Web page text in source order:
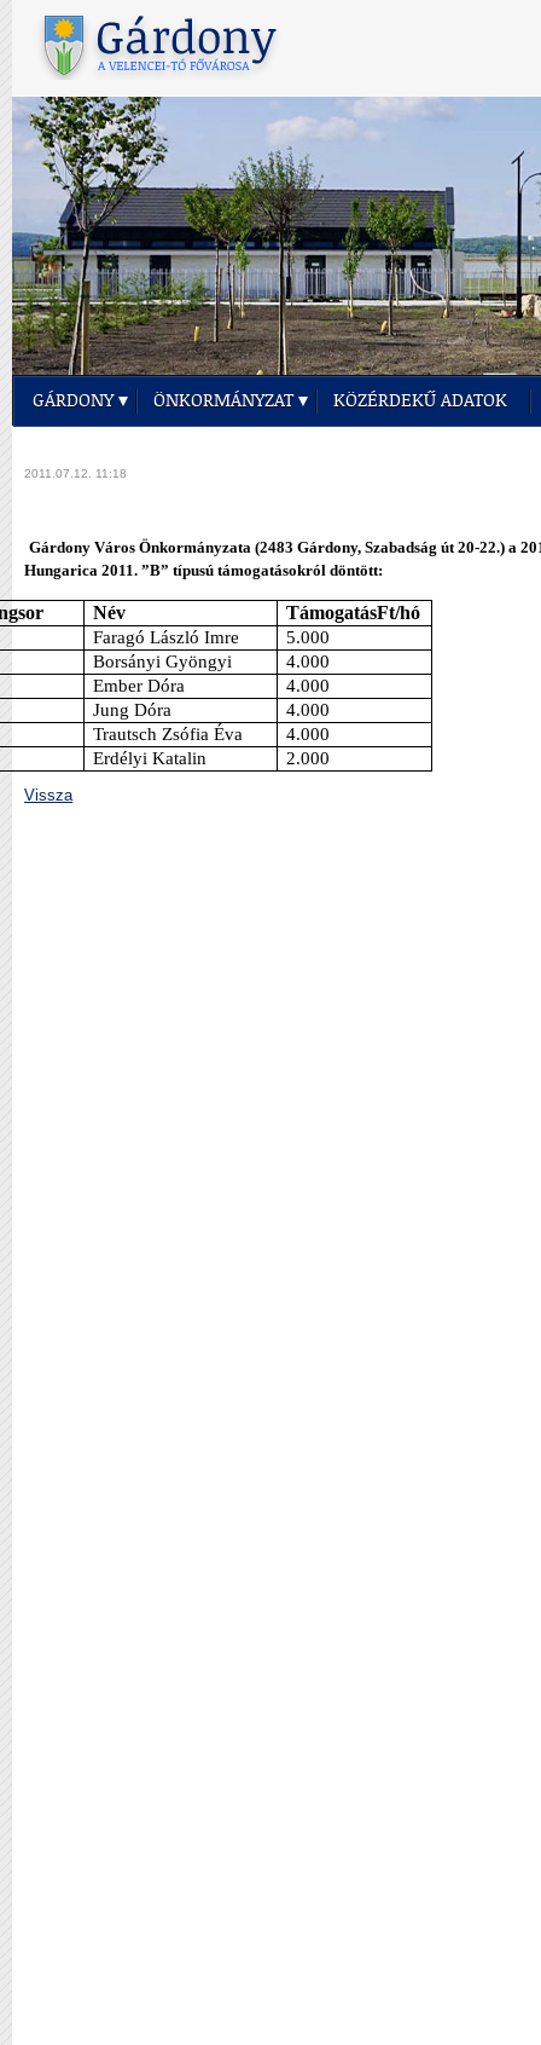
GÁRDONY ÖNKORMÁNYZAT KÖZÉRDEKŰ ADATOK
2011.07.12. 11:18
Gárdony Város Önkormányzata (2483 Gárdony, Szabadság út 20-22.) a
Hungarica 2011. ”B” típusú támogatásokról döntött:
Név TámogatásFt/hó
Faragó László Imre
5.000
Borsányi Gyöngyi
4.000
Ember Dóra
4.000
Jung Dóra
4.000
Trautsch Zsófia Éva
4.000
Erdélyi Katalin
2.000
Vissza